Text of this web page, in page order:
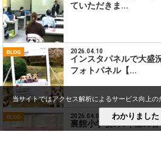
ていただきま...
2026.04.10
インスタパネルで大盛
フォトパネル【...
2026.04.03
裏館小学校の6年生の
当サイトではアクセス解析によるサービス向上の
わかりました